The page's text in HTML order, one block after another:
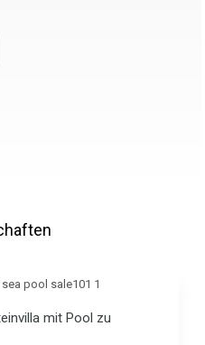
mit Pool zu